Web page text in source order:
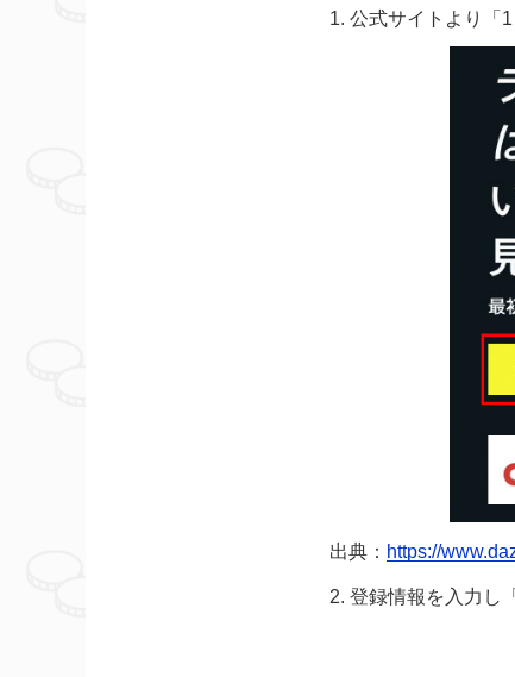
1. 公式サイトより「
出典： https://
2. 登録情報を入力し